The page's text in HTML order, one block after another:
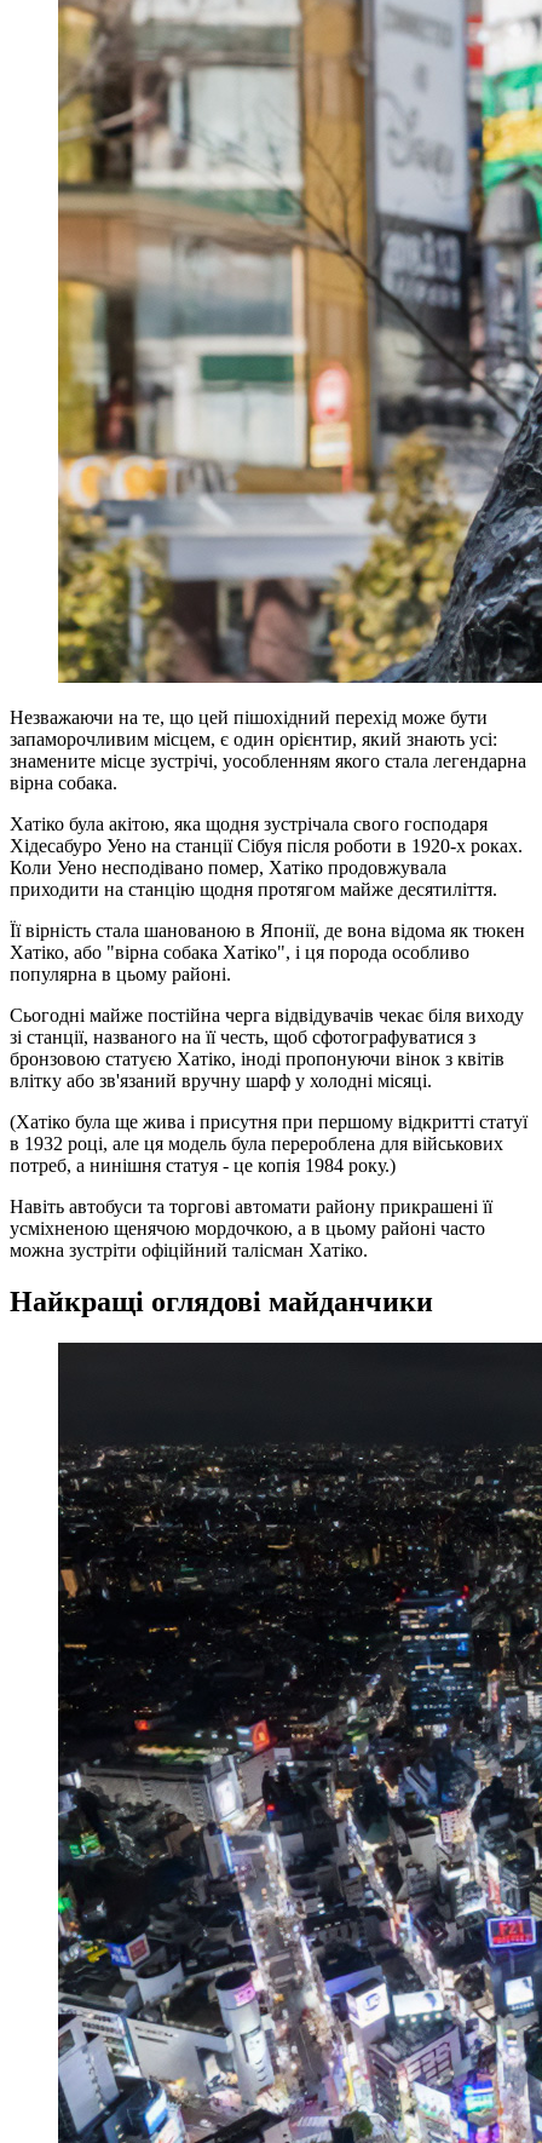
Незважаючи на те, що цей пішохідний перехід може бути
запаморочливим місцем, є один орієнтир, який знають усі:
знамените місце зустрічі, уособленням якого стала легендарна
вірна собака.
Хатіко була акітою, яка щодня зустрічала свого господаря
Хідесабуро Уено на станції Сібуя після роботи в 1920-х роках.
Коли Уено несподівано помер, Хатіко продовжувала
приходити на станцію щодня протягом майже десятиліття.
Її вірність стала шанованою в Японії, де вона відома як тюкен
Хатіко, або "вірна собака Хатіко", і ця порода особливо
популярна в цьому районі.
Сьогодні майже постійна черга відвідувачів чекає біля виходу
зі станції, названого на її честь, щоб сфотографуватися з
бронзовою статуєю Хатіко, іноді пропонуючи вінок з квітів
влітку або зв'язаний вручну шарф у холодні місяці.
(Хатіко була ще жива і присутня при першому відкритті статуї
в 1932 році, але ця модель була перероблена для військових
потреб, а нинішня статуя - це копія 1984 року.)
Навіть автобуси та торгові автомати району прикрашені її
усміхненою щенячою мордочкою, а в цьому районі часто
можна зустріти офіційний талісман Хатіко.
Найкращі оглядові майданчики